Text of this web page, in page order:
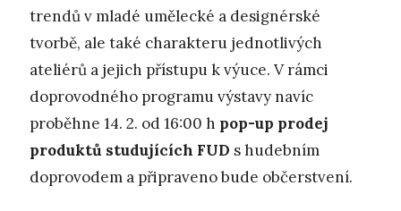
trendů v mladé umělecké a designérské
tvorbě, ale také charakteru jednotlivých
ateliérů a jejich přístupu k výuce. V rámci
doprovodného programu výstavy navíc
proběhne 14. 2. od 16:00 h pop-up prodej
produktů studujících FUD s hudebním
doprovodem a připraveno bude občerstvení.